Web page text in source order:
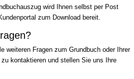
wird Ihnen selbst per Post
zum Download bereit.
weiteren Fragen zum Grundbuch oder Ihrer
kontaktieren und stellen Sie uns Ihre